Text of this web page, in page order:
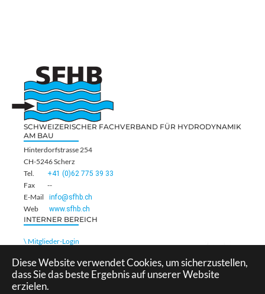
Diese Website verwendet Cookies, um sicherzustellen,
dass Sie das beste Ergebnis auf unserer Website
erzielen.
SCHWEIZERISCHER FACHVERBAND FÜR HYDRODYNAMIK
AM BAU
Hinterdorfstrasse 254
CH-5246 Scherz
Tel.
+41 (0)62 775 39 33
Fax
--
E-Mail
info@sfhb.ch
Web www.sfhb.ch
INTERNER BEREICH
\ Mitglieder-Login